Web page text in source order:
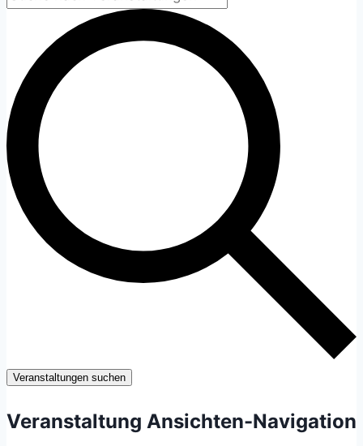
Veranstaltungen suchen
Veranstaltung Ansichten-Navigation